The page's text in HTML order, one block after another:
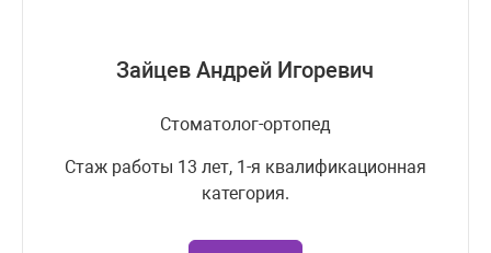
Зайцев Андрей Игоревич
Стоматолог-ортопед
Стаж работы 13 лет, 1-я квалификационная
категория.